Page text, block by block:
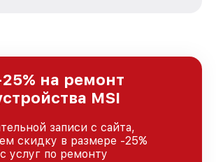
повышая уровень
наших клиентов.
на ремонт
MSI
записи с сайта,
скидку в размере -25%
услуг по ремонту